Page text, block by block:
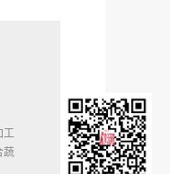
工
蔬